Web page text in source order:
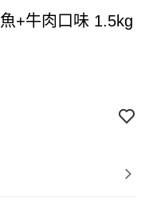
+牛肉口味 1.5kg